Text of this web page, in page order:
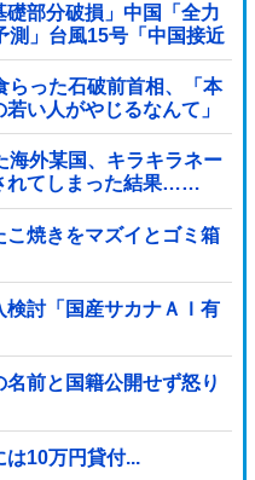
部分破損」中国「全力
測」台風15号「中国接近
穀物生産が壊滅危機」
らった石破前首相、「本
い人がやじるなんて」
……
海外某国、キラキラネー
れてしまった結果……
こ焼きをマズイとゴミ箱
検討「国産サカナＡＩ有
前と国籍公開せず怒り
は10万円貸付...